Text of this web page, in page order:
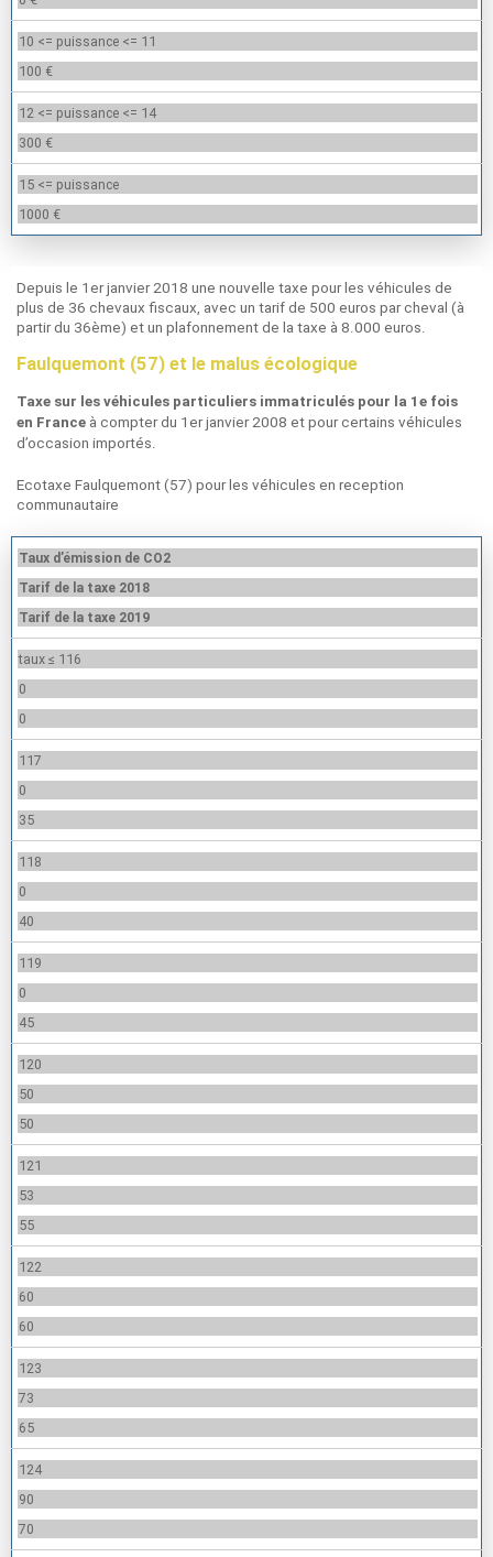
10 <= puissance <= 11
100 €
12 <= puissance <= 14
300 €
15 <= puissance
1000 €
Depuis le 1er janvier 2018 une nouvelle taxe pour les véhicules de
plus de 36 chevaux fiscaux, avec un tarif de 500 euros par cheval (à
partir du 36ème) et un plafonnement de la taxe à 8.000 euros.
Faulquemont (57) et le malus écologique
Taxe sur les véhicules particuliers immatriculés pour la 1e fois
en France à compter du 1er janvier 2008 et pour certains véhicules
d’occasion importés.
Ecotaxe Faulquemont (57) pour les véhicules en reception
communautaire
Taux d’émission de CO2
Tarif de la taxe 2018
Tarif de la taxe 2019
taux ≤ 116
0
0
117
0
35
118
0
40
119
0
45
120
50
50
121
53
55
122
60
60
123
73
65
124
90
70